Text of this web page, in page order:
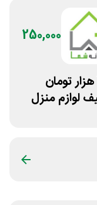
250,000
250 هزار تومان
لوازم منزل